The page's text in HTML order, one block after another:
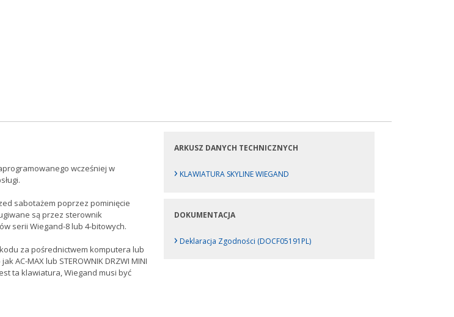
wcześniej w
sabotażem poprzez pominięcie
są przez sterownik
serii Wiegand-8 lub 4-bitowych.
za pośrednictwem komputera lub
MAX lub STEROWNIK DRZWI MINI
ta klawiatura, Wiegand musi być
ARKUSZ DANYCH TECHNICZNYCH
› KLAWIATURA SKYLINE WIEGAND
DOKUMENTACJA
› Deklaracja Zgodności (DOCF05191PL)